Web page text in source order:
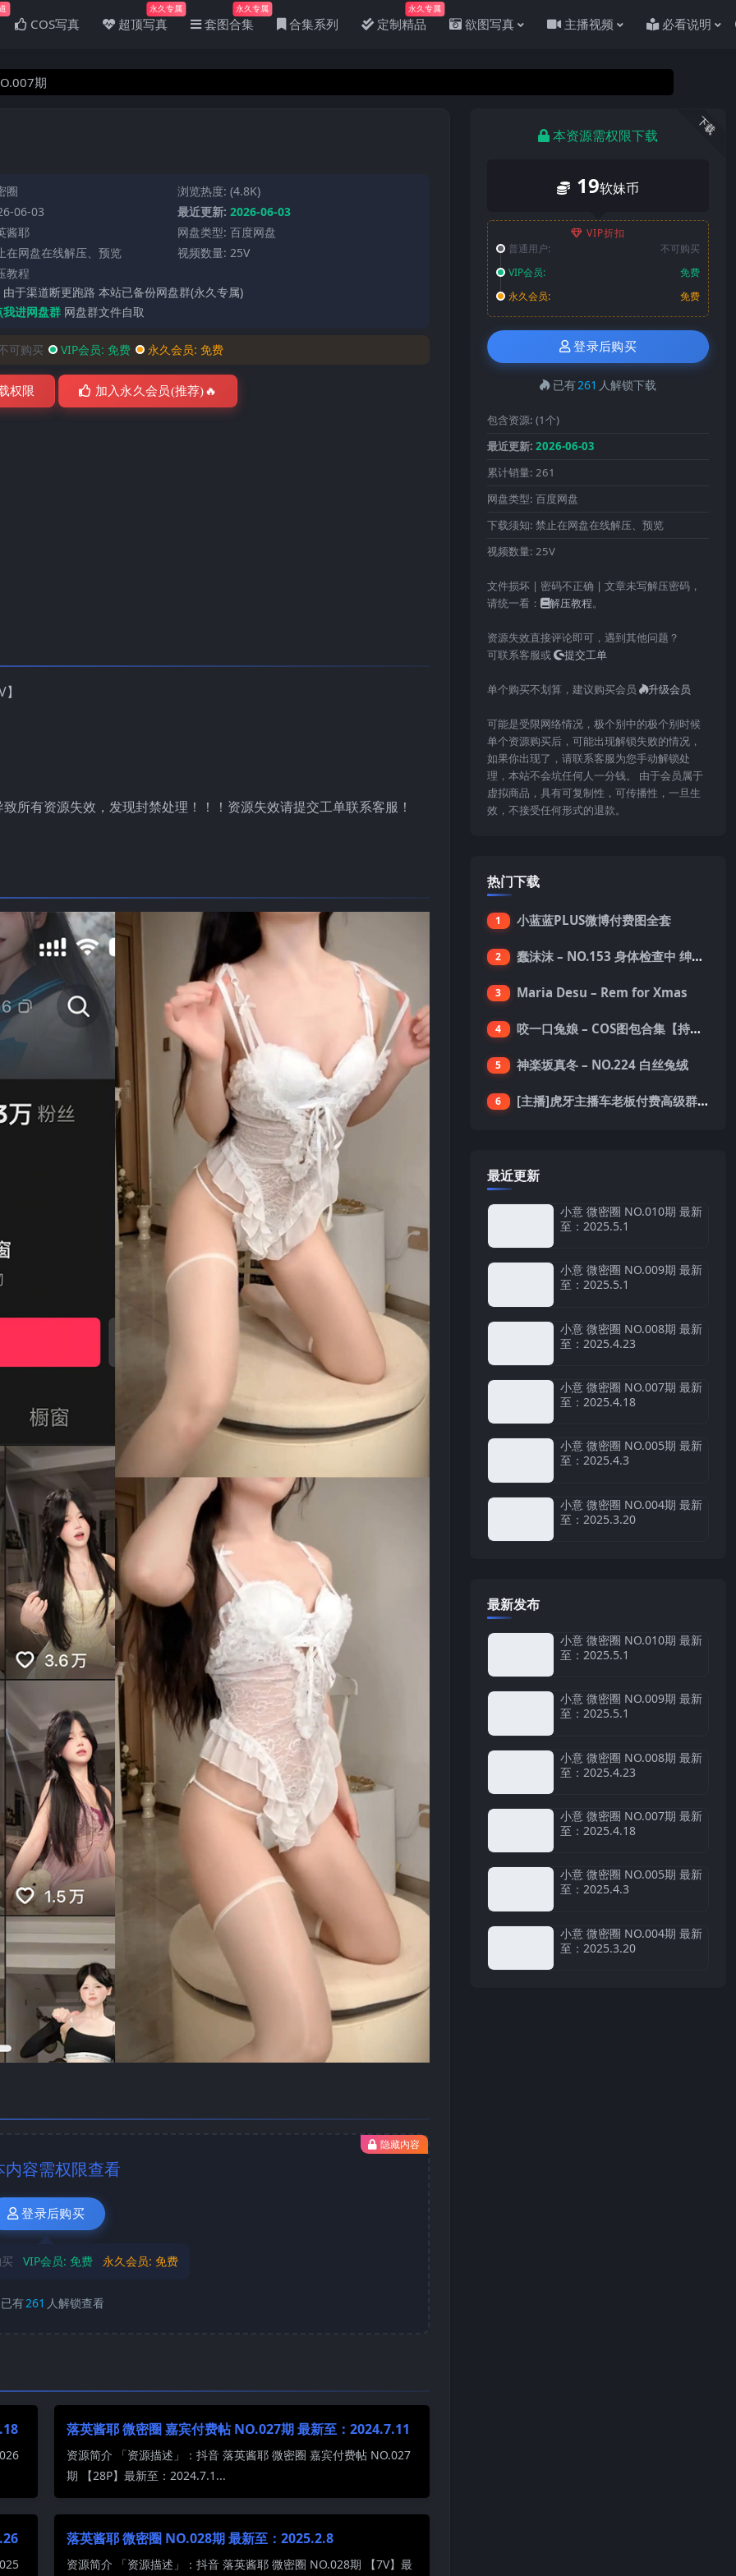
COS写真 超顶写真
永久专属
套图合集
永久专属
合集系列 定制精品
永久专属
欲图写真 主播视频 必看说明
期
圈
浏览热度: (4.8K)
06-03
最近更新: 2026-06-03
酱耶
网盘类型: 百度网盘
在网盘在线解压、预览
视频数量: 25V
教程
于渠道断更跑路 本站已备份网盘群(永久专属)
我进网盘群 网盘群文件自取
可购买 VIP会员: 免费 永久会员:免费
权限 加入永久会员(推荐)🔥
所有资源失效，发现封禁处理！！！资源失效请提交工单联系客服！
隐藏内容
内容需权限查看
登录后购买
VIP会员: 免费 永久会员: 免费
已有261 人解锁查看
落英酱耶 微密圈 嘉宾付费帖 NO.027期 最新至：2024.7.11
资源简介 「资源描述」：抖音 落英酱耶 微密圈 嘉宾付费帖 NO.027
期 【28P】最新至：2024.7.1...
落英酱耶 微密圈 NO.028期 最新至：2025.2.8
资源简介 「资源描述」：抖音 落英酱耶 微密圈 NO.028期 【7V】最
下载
本资源需权限下载
19软妹币
VIP折扣
普通用户:
不可购买
VIP会员:
免费
永久会员:
免费
登录后购买
已有261 人解锁下载
包含资源: (1个)
最近更新: 2026-06-03
累计销量: 261
网盘类型: 百度网盘
下载须知: 禁止在网盘在线解压、预览
视频数量: 25V
文件损坏 | 密码不正确 | 文章未写解压密码，
请统一看：
解压教程。
资源失效直接评论即可，遇到其他问题？
可联系客服或
提交工单
单个购买不划算，建议购买会员 升级会员
可能是受限网络情况，极个别中的极个别时候
单个资源购买后，可能出现解锁失败的情况，
如果你出现了，请联系客服为您手动解锁处
理，本站不会坑任何人一分钱。 由于会员属于
虚拟商品，具有可复制性，可传播性，一旦生
效，不接受任何形式的退款。
热门下载
1 小蓝蓝PLUS微博付费图全套
2 蠢沫沫 – NO.153 身体检查中 绅士版 [150P-1.4G]
3 Maria Desu – Rem for Xmas
4 咬一口兔娘 – COS图包合集【持续更新中】
5 神楽坂真冬 – NO.224 白丝兔绒
6 [主播]虎牙主播车老板付费高级群真空内衣极限定制8分19
最近更新
小意 微密圈 NO.010期 最新
至：2025.5.1
小意 微密圈 NO.009期 最新
至：2025.5.1
小意 微密圈 NO.008期 最新
至：2025.4.23
小意 微密圈 NO.007期 最新
至：2025.4.18
小意 微密圈 NO.005期 最新
至：2025.4.3
小意 微密圈 NO.004期 最新
至：2025.3.20
最新发布
小意 微密圈 NO.010期 最新
至：2025.5.1
小意 微密圈 NO.009期 最新
至：2025.5.1
小意 微密圈 NO.008期 最新
至：2025.4.23
小意 微密圈 NO.007期 最新
至：2025.4.18
小意 微密圈 NO.005期 最新
至：2025.4.3
小意 微密圈 NO.004期 最新
至：2025.3.20